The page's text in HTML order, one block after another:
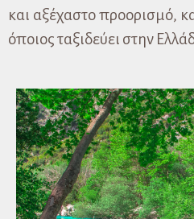
και αξέχαστο προορισμό,
όποιος ταξιδεύει στην